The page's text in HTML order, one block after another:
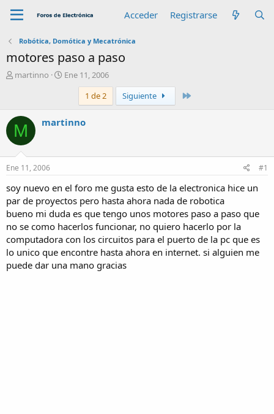
Acceder Registrarse
Robótica, Domótica y Mecatrónica
motores paso a paso
A
r
martinno
F
a
d
c
i
o
Ene 11, 2006
1 de 2
Siguiente
M martinno
Ene 11, 2006 #1
soy nuevo en el foro me gusta esto de la electronica hice un
par de proyectos pero hasta ahora nada de robotica
bueno mi duda es que tengo unos motores paso a paso que
no se como hacerlos funcionar, no quiero hacerlo por la
computadora con los circuitos para el puerto de la pc que es
lo unico que encontre hasta ahora en internet. si alguien me
puede dar una mano gracias